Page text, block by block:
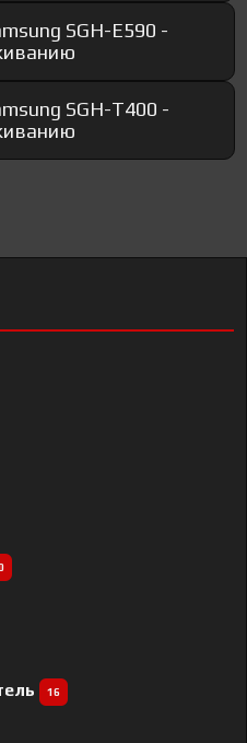
SGH-E590 -
SGH-T400 -
16